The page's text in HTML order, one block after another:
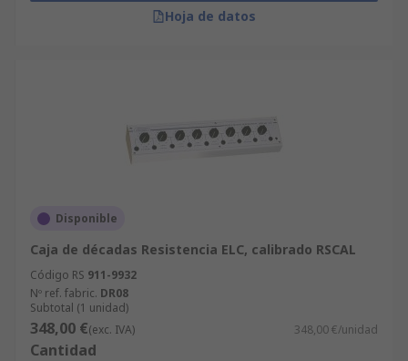
Hoja de datos
Disponible
Caja de décadas Resistencia ELC, calibrado RSCAL
Código RS 911-9932
Nº ref. fabric. DR08
Subtotal (1 unidad)
348,00 €(exc. IVA) 348,00 €/unidad
Cantidad